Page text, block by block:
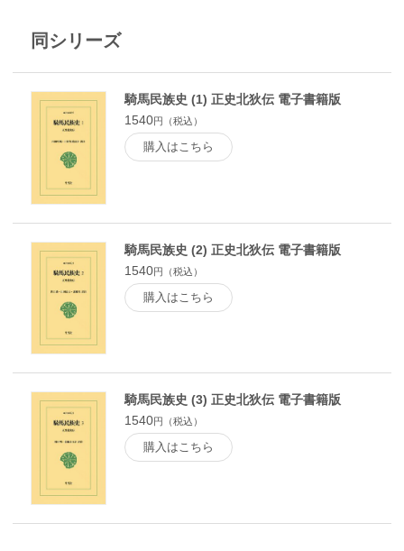
同シリーズ
騎馬民族史 (1) 正史北狄伝 電子書籍版
1540円（税込）
購入はこちら
騎馬民族史 (2) 正史北狄伝 電子書籍版
1540円（税込）
購入はこちら
騎馬民族史 (3) 正史北狄伝 電子書籍版
1540円（税込）
購入はこちら